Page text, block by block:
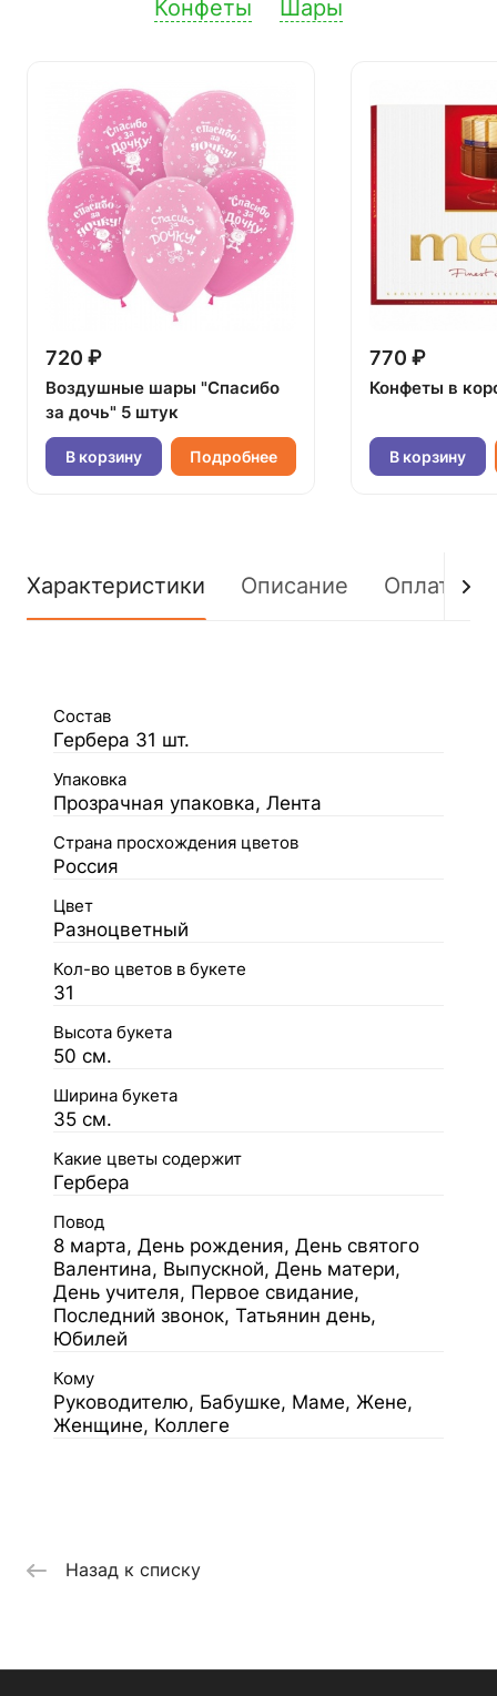
Конфеты Шары
720 ₽
Воздушные шары "Спасибо
за дочь" 5 штук
В корзину Подробнее
770 ₽
Конфеты в
В корзину
Характеристики Описание Оплата
Состав
Гербера 31 шт.
Упаковка
Прозрачная упаковка, Лента
Страна просхождения цветов
Россия
Цвет
Разноцветный
Кол-во цветов в букете
31
Высота букета
50 см.
Ширина букета
35 см.
Какие цветы содержит
Гербера
Повод
8 марта, День рождения, День святого
Валентина, Выпускной, День матери,
День учителя, Первое свидание,
Последний звонок, Татьянин день,
Юбилей
Кому
Руководителю, Бабушке, Маме, Жене,
Женщине, Коллеге
Назад к списку